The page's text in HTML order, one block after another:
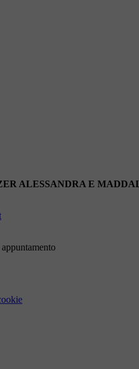
ALESSANDRA E